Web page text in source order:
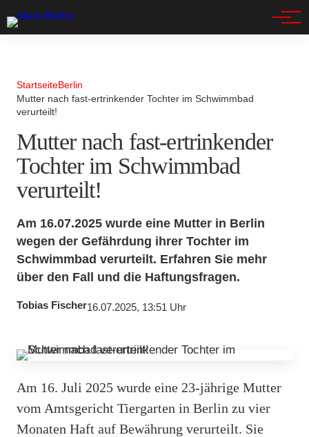
StartseiteBerlin
Mutter nach fast-ertrinkender Tochter im Schwimmbad
verurteilt!
Mutter nach fast-ertrinkender
Tochter im Schwimmbad
verurteilt!
Am 16.07.2025 wurde eine Mutter in Berlin
wegen der Gefährdung ihrer Tochter im
Schwimmbad verurteilt. Erfahren Sie mehr
über den Fall und die Haftungsfragen.
Tobias Fischer16.07.2025, 13:51 Uhr
Am 16. Juli 2025 wurde eine 23-jährige Mutter
vom Amtsgericht Tiergarten in Berlin zu vier
Monaten Haft auf Bewährung verurteilt. Sie